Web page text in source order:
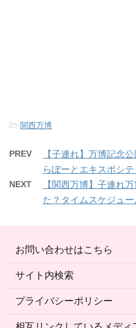
-関西万博
PREV
【子連れ】万博記念
らぽーとエキスポシテ
NEXT
【関西万博】子連れ
た？タイムスケジュー
お問い合わせはこちら
サイト内検索
プライバシーポリシー